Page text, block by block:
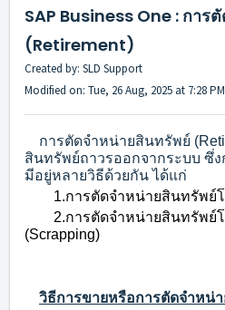
SAP Business One : การ
(Retirement)
Created by: SLD Support
Modified on: Tue, 26 Aug, 2025 at 7:28 PM
การตัดจำหน่ายสินทรัพย์
สินทรัพย์ถาวรออกจากระบบ ซึ่
มีอยู่หลายวิธีด้วยกัน ได้แก่
1.การตัดจำหน่ายสินทรัพย์โ
2.การตัดจำหน่ายสินทรัพย์โ
(Scrapping)
วิธีการขายหรือการตัดจำหน่